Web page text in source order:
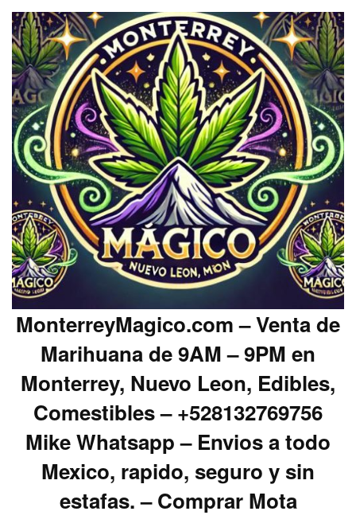
MonterreyMagico.com – Venta de
Marihuana de 9AM – 9PM en
Monterrey, Nuevo Leon, Edibles,
Comestibles – +528132769756
Mike Whatsapp – Envios a todo
Mexico, rapido, seguro y sin
estafas. – Comprar Mota